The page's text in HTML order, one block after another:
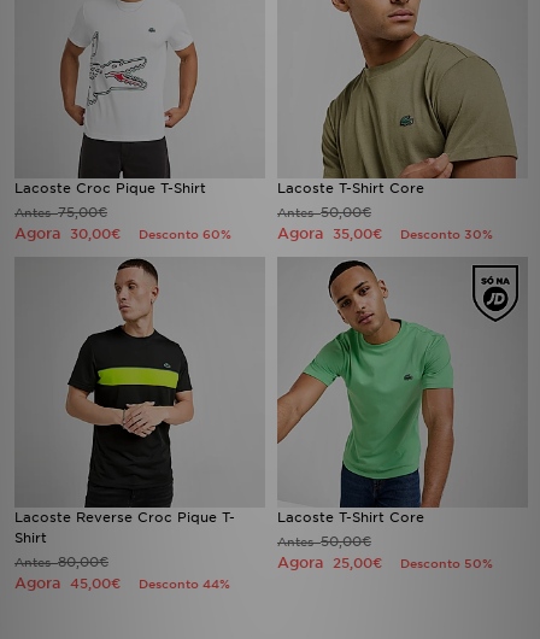
Lacoste Croc Pique T-Shirt
Antes75,00€
Agora 30,00€ Desconto 60%
Lacoste T-Shirt Core
Antes50,00€
Agora 35,00€ Desconto 30%
Lacoste Reverse Croc Pique T-
Shirt
Antes80,00€
Agora 45,00€ Desconto 44%
Lacoste T-Shirt Core
Antes50,00€
Agora 25,00€ Desconto 50%